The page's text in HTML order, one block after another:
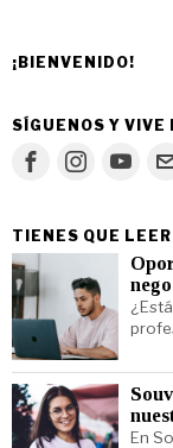
¡BIENVENIDO!
SÍGUENOS Y VIVE
TIENES QUE LEER
En